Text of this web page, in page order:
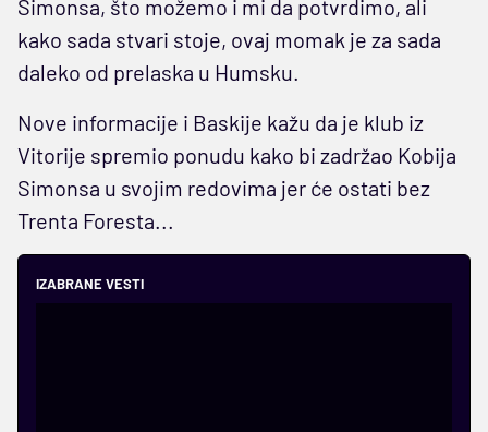
Simonsa, što možemo i mi da potvrdimo, ali
kako sada stvari stoje, ovaj momak je za sada
daleko od prelaska u Humsku.
Nove informacije i Baskije kažu da je klub iz
Vitorije spremio ponudu kako bi zadržao Kobija
Simonsa u svojim redovima jer će ostati bez
Trenta Foresta...
IZABRANE VESTI